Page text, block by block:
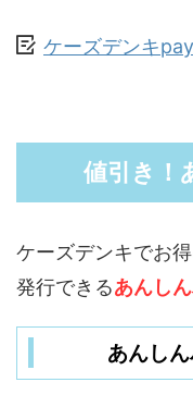
ケーズデンキ
値引き！
ケーズデンキでお
発行できるあんし
あんし